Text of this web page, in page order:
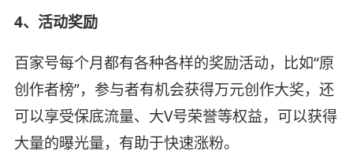
4、活动奖励
百家号每个月都有各种各样的奖励活动，比如“原
创作者榜”，参与者有机会获得万元创作大奖，还
可以享受保底流量、大V号荣誉等权益，可以获得
大量的曝光量，有助于快速涨粉。